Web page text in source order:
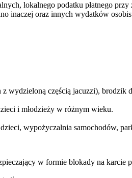
lokalnego podatku płatnego
inaczej oraz innych wydatków
wydzieloną częścią jacuzzi),
i młodzieży w różnym wieku.
wypożyczalnia samochodów,
w formie blokady na karcie